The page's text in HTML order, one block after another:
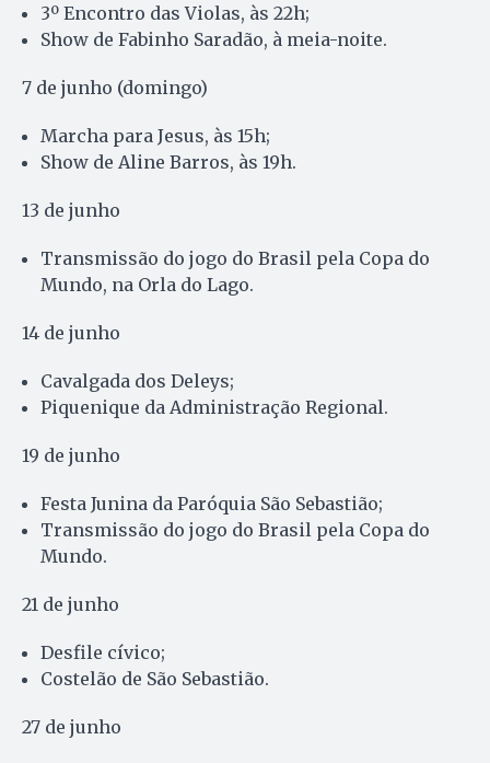
3º Encontro das Violas, às 22h;
Show de Fabinho Saradão, à meia-noite.
7 de junho (domingo)
Marcha para Jesus, às 15h;
Show de Aline Barros, às 19h.
13 de junho
Transmissão do jogo do Brasil pela Copa do
Mundo, na Orla do Lago.
14 de junho
Cavalgada dos Deleys;
Piquenique da Administração Regional.
19 de junho
Festa Junina da Paróquia São Sebastião;
Transmissão do jogo do Brasil pela Copa do
Mundo.
21 de junho
Desfile cívico;
Costelão de São Sebastião.
27 de junho